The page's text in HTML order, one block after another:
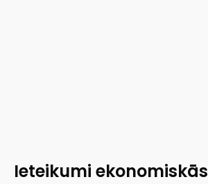
Ieteikumi ekonomiskās